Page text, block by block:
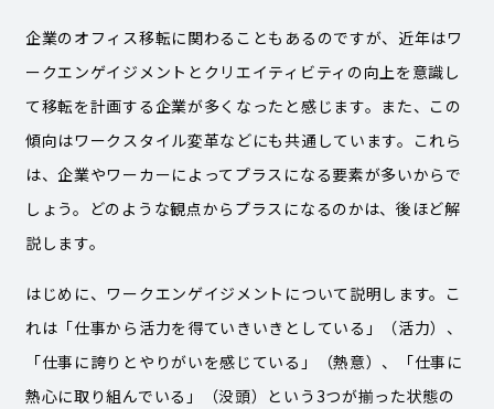
企業のオフィス移転に関わることもあるのですが、近年はワ
ークエンゲイジメントとクリエイティビティの向上を意識し
て移転を計画する企業が多くなったと感じます。また、この
傾向はワークスタイル変革などにも共通しています。これら
は、企業やワーカーによってプラスになる要素が多いからで
しょう。どのような観点からプラスになるのかは、後ほど解
説します。
はじめに、ワークエンゲイジメントについて説明します。こ
れは「仕事から活力を得ていきいきとしている」（活力）、
「仕事に誇りとやりがいを感じている」（熱意）、「仕事に
熱心に取り組んでいる」（没頭）という3つが揃った状態の